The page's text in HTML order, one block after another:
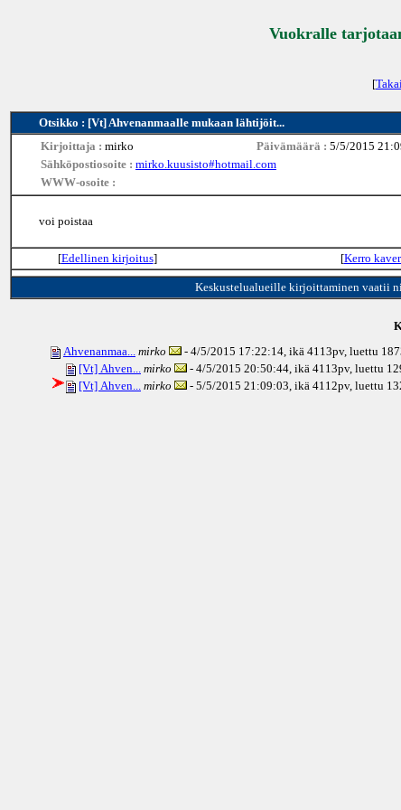
Vuokralle
[
Otsikko : [Vt] Ahvenanmaalle mukaan lähtijöit...
Kirjoittaja : mirko Päivämäärä : 5/5/2015
Sähköpostiosoite : mirko.kuusisto#hotmail.com
WWW-osoite :
voi poistaa
[Edellinen kirjoitus] [Kerro
Keskustelualueille kirjoittaminen vaatii
Ahvenanmaa... mirko - 4/5/2015 17:22:14, ikä 4113pv, luettu
[Vt] Ahven... mirko - 4/5/2015 20:50:44, ikä 4113pv, luettu
[Vt] Ahven... mirko - 5/5/2015 21:09:03, ikä 4112pv, luettu